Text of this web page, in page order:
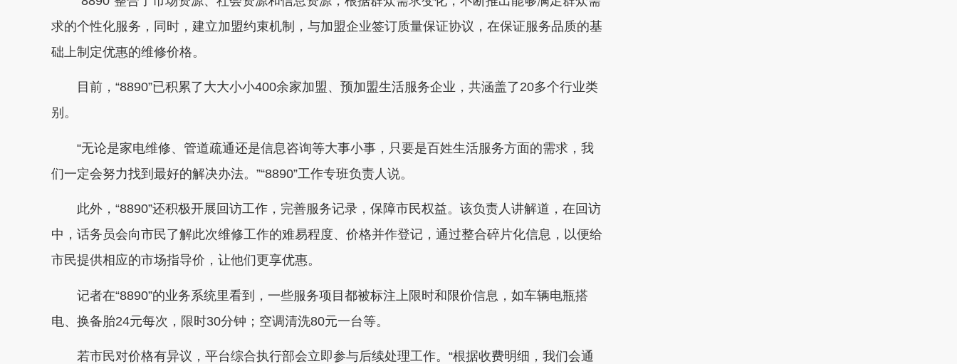
求的个性化服务，同时，建立加盟约束机制，与加盟企业签订质量保证协议，在保证服务品质的基
础上制定优惠的维修价格。
目前，“8890”已积累了大大小小400余家加盟、预加盟生活服务企业，共涵盖了20多个行业类
别。
“无论是家电维修、管道疏通还是信息咨询等大事小事，只要是百姓生活服务方面的需求，我
们一定会努力找到最好的解决办法。”“8890”工作专班负责人说。
此外，“8890”还积极开展回访工作，完善服务记录，保障市民权益。该负责人讲解道，在回访
中，话务员会向市民了解此次维修工作的难易程度、价格并作登记，通过整合碎片化信息，以便给
市民提供相应的市场指导价，让他们更享优惠。
记者在“8890”的业务系统里看到，一些服务项目都被标注上限时和限价信息，如车辆电瓶搭
电、换备胎24元每次，限时30分钟；空调清洗80元一台等。
若市民对价格有异议，平台综合执行部会立即参与后续处理工作。“根据收费明细，我们会通